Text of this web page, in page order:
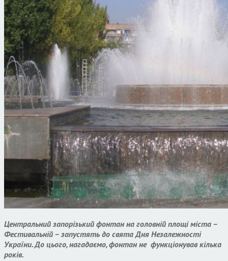
Центральний запорізький фонтан на головній площі міста –
Фестивальній – запустять до свята Дня Незалежності
України. До цього, нагадаємо, фонтан не функціонував кілька
років.